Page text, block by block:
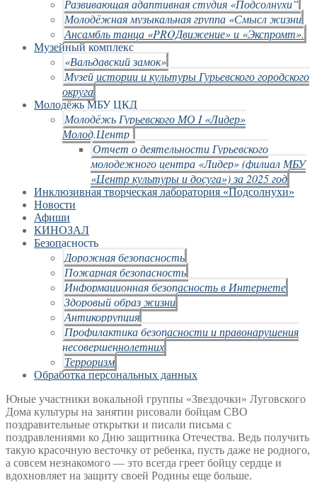
Развивающая адаптивная студия «Подсолнухи”
Молодёжная музыкальная группа «Смысл жизни
Ансамбль танца «PROДвижение» и «Экспромт».
Музейный комплекс
«Вальдавский замок»
Музей истории и культуры Гурьевского городского
округа
Молодёжь МБУ ЦКД
Молодёжь Гурьевского МО I «Лидер»
Молод.Центр
Отчет о деятельности Гурьевского
молодежного центра «Лидер» (филиал МБУ
«Центр культуры и досуга») за 2025 год
Инклюзивная творческая лаборатория «Подсолнухи»
Новости
Афиши
КИНОЗАЛ
Безопасность
Дорожная безопасность
Пожарная безопасность
Информационная безопасность в Интернете
Здоровый образ жизни
Антикоррупция
Профилактика безопасности и правонарушения
несовершеннолетних
Терроризм
Обработка персональных данных
Юные участники вокальной группы «Звездочки» Луговского
Дома культуры на занятии рисовали бойцам СВО
поздравительные открытки и писали письма с
поздравлениями ко Дню защитника Отечества. Ведь получить
такую красочную весточку от ребенка, пусть даже не родного,
а совсем незнакомого — это всегда греет бойцу сердце и
вдохновляет на защиту своей Родины еще больше.